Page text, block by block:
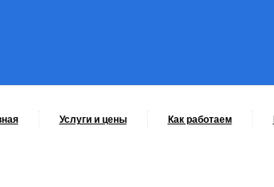
Услуги и цены Как работаем